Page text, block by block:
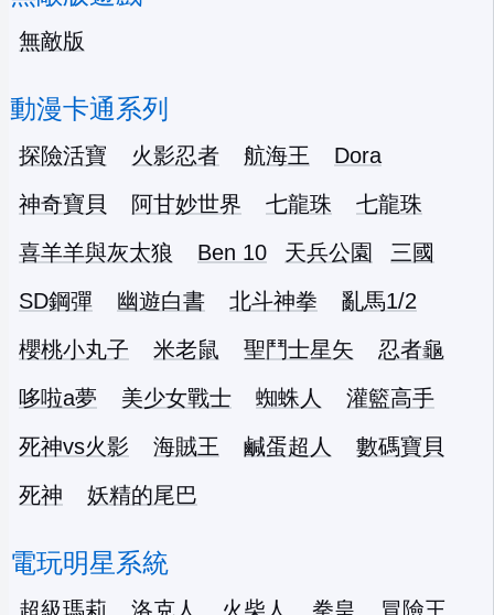
無敵版
動漫卡通系列
探險活寶 火影忍者 航海王
Dora
神奇寶貝
阿甘妙世界 七龍珠
七龍珠
喜羊羊與灰太狼
Ben 10 天兵公園
三國
SD鋼彈
幽遊白書 北斗神拳
亂馬1/2
櫻桃小丸子
米老鼠 聖鬥士星矢
忍者龜
哆啦a夢
美少女戰士 蜘蛛人
灌籃高手
死神vs火影
海賊王 鹹蛋超人
數碼寶貝
死神
妖精的尾巴
電玩明星系統
超級瑪莉 洛克人 火柴人 拳皇
冒險王